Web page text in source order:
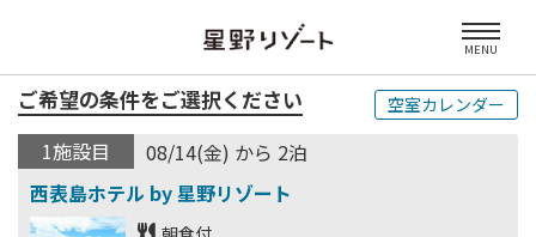
MENU
ご希望の条件をご選択ください 空室カレンダー
1施設目 08/14(金) から 2泊